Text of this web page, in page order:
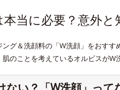
本当に必要？意外
グ＆洗顔料の「W洗顔」をおす
のことを考えているオルビスがW